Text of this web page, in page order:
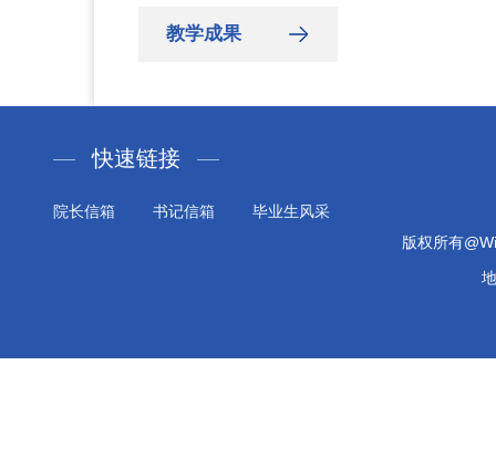
教学成果
快速链接
院长信箱 书记信箱
毕业生风采
版权所有